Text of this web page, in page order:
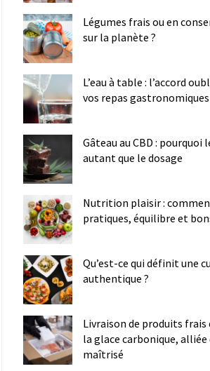
Légumes frais ou en
sur la planète ?
L’eau à table : l’accord
vos repas gastronomiques
Gâteau au CBD :
autant que le dosage
Nutrition plaisir :
pratiques, équilibre et
Qu’est-ce qui définit une
authentique ?
Livraison de produits frais
la glace carbonique,
maîtrisé